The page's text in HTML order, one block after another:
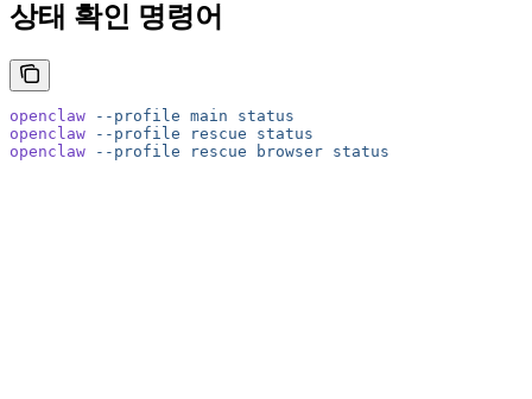
상태 확인 명령어
openclaw --profile main status
openclaw --profile rescue status
openclaw --profile rescue browser status